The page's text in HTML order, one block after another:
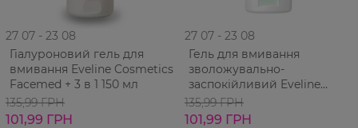
27 07 - 23 08
Гіалуроновий гель для
вмивання Eveline Cosmetics
Facemed + 3 в 1 150 мл
135,99 ГРН
101,99 ГРН
27 07 - 23 08
Гель для вмивання
зволожувально-
заспокійливий Eveline
Cosmetics Facemed з алое
150 мл
135,99 ГРН
101,99 ГРН